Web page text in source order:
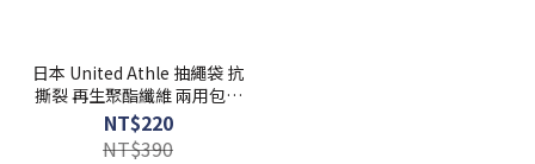
日本 United Athle 抽繩袋 抗
撕裂 再生聚酯纖維 兩用包包
【 FUZY 】- UA1392
NT$220
NT$390